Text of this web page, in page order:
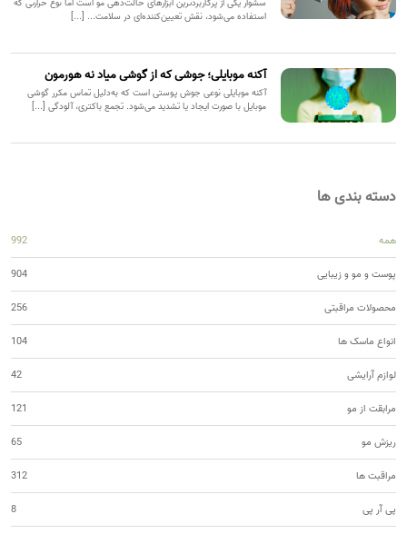
استفاده می‌شود، نقش تعیین‌کننده‌ای در سلامت... [...]
آکنه موبایلی؛ جوشی که از گوشی میاد نه هورمون
آکنه موبایلی نوعی جوش پوستی است که به‌دلیل تماس مکرر گوشی
موبایل با صورت ایجاد یا تشدید می‌شود. تجمع باکتری، آلودگی [...]
دسته بندی ها
همه 992
پوست و مو و زیبایی 904
محصولات مراقبتی 256
انواع ماسک ها 104
لوازم آرایشی 42
مرابقت از مو 121
ریزش مو 65
مراقبت ها 312
پی آر پی 8